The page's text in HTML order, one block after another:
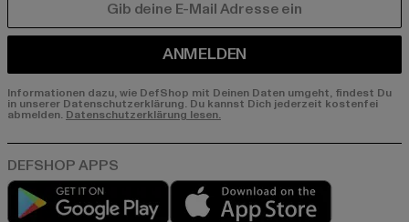
ANMELDEN
Informationen dazu, wie DefShop mit Deinen Daten umgeht, findest Du
in unserer Datenschutzerklärung. Du kannst Dich jederzeit kostenfei
abmelden.Datenschutzerklärung lesen.
Play market